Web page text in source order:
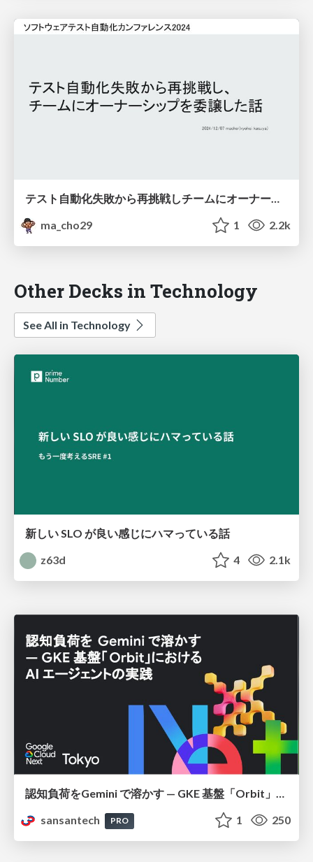
ma_cho29
1 2.2k
Other Decks in Technology
See All in Technology
新しい SLO が良い感じにハマっている話
z63d
4 2.1k
認知負荷をGemini で溶かす — GKE 基盤「Orbit」における AI エージェントの実践
sansantech
PRO 1 250